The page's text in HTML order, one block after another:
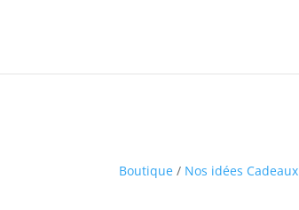
Boutique / Nos idées Cadeaux